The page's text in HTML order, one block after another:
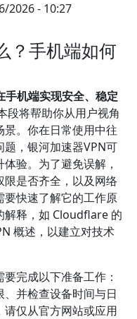
2026 - 10:27
？手机端如何
机端实现安全、稳定
段将帮助你从用户视角
。你在日常使用中往
，银河加速器VPN可
验。为了避免误解，
限是否齐全，以及网络
快速了解它的工作原
解释，如 Cloudflare 的
概述，以建立对技术
完成以下准备工作：
并检查设备时间与日
仅从官方网站或应用